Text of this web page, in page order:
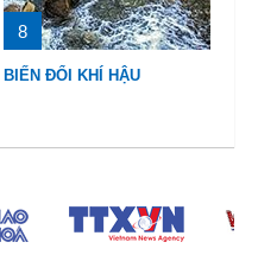
8
BIẾN ĐỔI KHÍ HẬU